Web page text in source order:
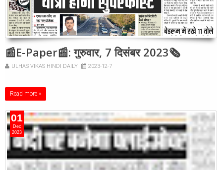
📰E-Paper📰: गुरुवार, 7 दिसंबर 2023🗞
ULHAS VIKAS HINDI DAILY 2023-12-7
Read more »
01
Dec
2023